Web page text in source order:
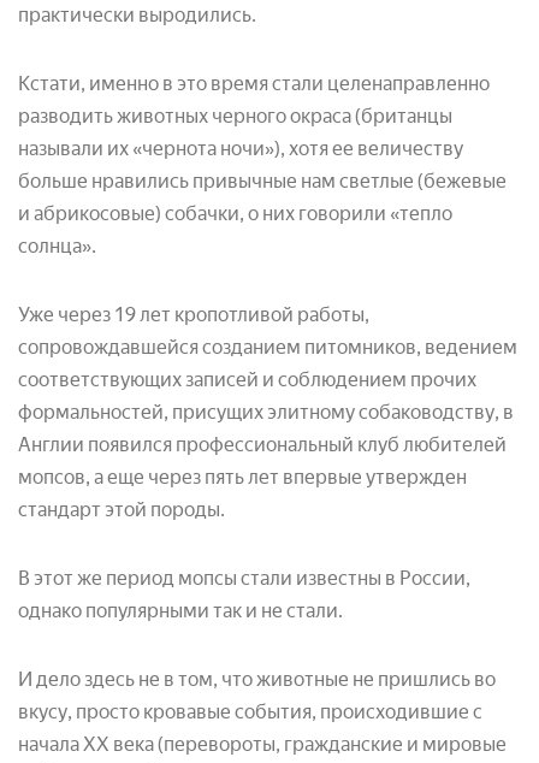
практически выродились.
Кстати, именно в это время стали целенаправленно
разводить животных черного окраса (британцы
называли их «чернота ночи»), хотя ее величеству
больше нравились привычные нам светлые (бежевые
и абрикосовые) собачки, о них говорили «тепло
солнца».
Уже через 19 лет кропотливой работы,
сопровождавшейся созданием питомников, ведением
соответствующих записей и соблюдением прочих
формальностей, присущих элитному собаководству, в
Англии появился профессиональный клуб любителей
мопсов, а еще через пять лет впервые утвержден
стандарт этой породы.
В этот же период мопсы стали известны в России,
однако популярными так и не стали.
И дело здесь не в том, что животные не пришлись во
вкусу, просто кровавые события, происходившие с
начала ХХ века (перевороты, гражданские и мировые